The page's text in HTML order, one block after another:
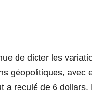
de dicter les
géopolitiques, avec
a reculé de 6